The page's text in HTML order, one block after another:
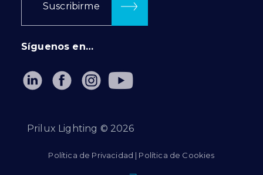
Suscribirme
Síguenos en…
Prilux Lighting © 2026
Política de Privacidad | Política de Cookies